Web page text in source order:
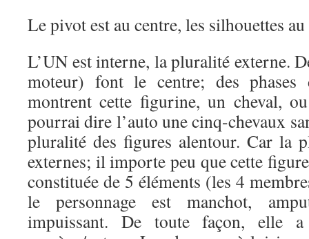
Le pivot est au centre, les silhouettes
L’UN est interne, la pluralité externe.
moteur) font le centre; des phases
montrent cette figurine, un cheval,
pourrai dire l’auto une cinq-chevaux
pluralité des figures alentour. Car la
externes; il importe peu que cette
constituée de 5 éléments (les 4
le personnage est manchot,
impuissant. De toute façon, elle